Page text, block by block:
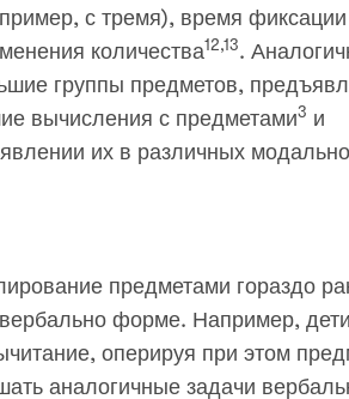
с тремя), время
количества12,13.
группы предметов,
вычисления с предметами3 и
их в различных
предметами гораздо
форме. Например, дети
оперируя при этом
аналогичные задачи